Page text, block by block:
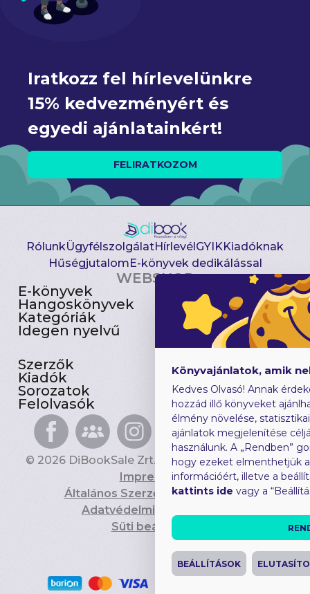
Iratkozz fel hírlevelünkre
15% kedvezményért és
egyedi ajánlatainkért!
FELIRATKOZOM
RólunkÜgyfélszolgálatHírlevélGYIKKiadóknak
HűségjutalomE-könyvek dedikálással
WEBSHOP
E-könyvek
Hangoskönyvek
Kategóriák
Idegen nyelvű
Csomagajánlatok
Akciósak
Előjegyezhetők
Újdonságok
Szerzők
Kiadók
Sorozatok
Felolvasók
Gyerekkönyvek
Heti toplista
Ajándékutalvány
Blog
© 2026 DiBookSale Zrt. Minden jog fenntartva.
Impresszum
Általános Szerződési Feltételek
Adatvédelmi Tájékoztató
Süti beállítások
Könyvajánlatok, amik
Kedves Olvasó! Annak
hozzád illő könyveket
élmény növelése,
ajánlatok megjelenítése
használunk. A „Rendben”
hogy ezeket elmenthetjük
információért, illetve a
kattints ide vagy a
BEÁLLÍTÁSOK